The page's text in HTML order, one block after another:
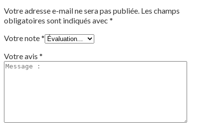
Votre adresse e-mail ne sera pas publiée. Les champs
obligatoires sont indiqués avec *
Votre note*
Votre avis *